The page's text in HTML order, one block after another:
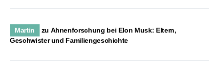
Martin zu Ahnenforschung bei Elon Musk: Eltern,
Geschwister und Familiengeschichte